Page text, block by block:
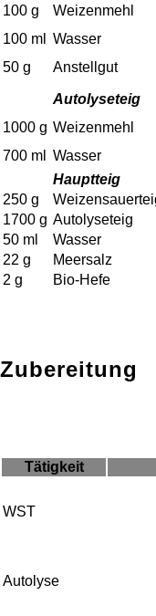
100 g Weizenmehl
100 ml
Wasser
50 g Anstellgut
Autolyseteig
1000 g Weizenmehl
700 ml
Wasser
Hauptteig
250 g
1700 g Autolyseteig
50 ml
Wasser
22 g
Meersalz
2 g Bio-Hefe
Zubereitung
Tätigkeit
WST
Autolyse